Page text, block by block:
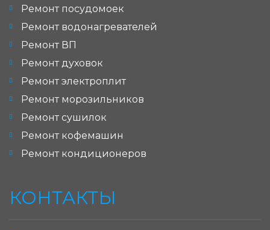
Ремонт посудомоек
Ремонт водонагревателей
Ремонт ВП
Ремонт духовок
Ремонт электроплит
Ремонт морозильников
Ремонт сушилок
Ремонт кофемашин
Ремонт кондиционеров
КОНТАКТЫ